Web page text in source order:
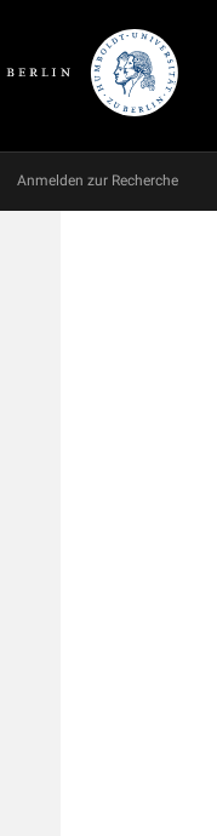
Anmelden zur Recherche